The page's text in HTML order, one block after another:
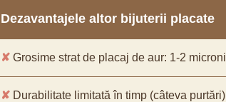
Dezavantajele altor bijuterii placate
✘ Grosime strat de placaj de aur: 1-2 microni
✘ Durabilitate limitată în timp (câteva purtări)